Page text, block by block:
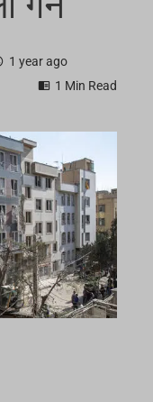
1 year ago
1 Min Read